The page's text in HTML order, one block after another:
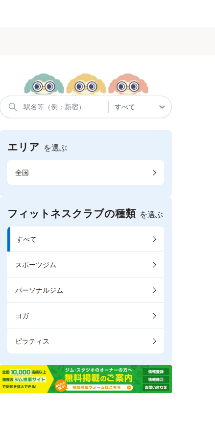
エリア を選ぶ
全国
フィットネスクラブの種類 を選ぶ
すべて
スポーツジム
パーソナルジム
ヨガ
ピラティス